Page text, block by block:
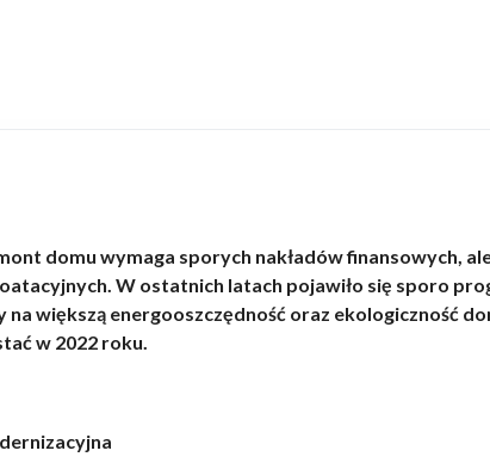
domu wymaga sporych nakładów finansowych,
W ostatnich latach pojawiło się sporo
na większą energooszczędność oraz ekologiczność
w 2022 roku.